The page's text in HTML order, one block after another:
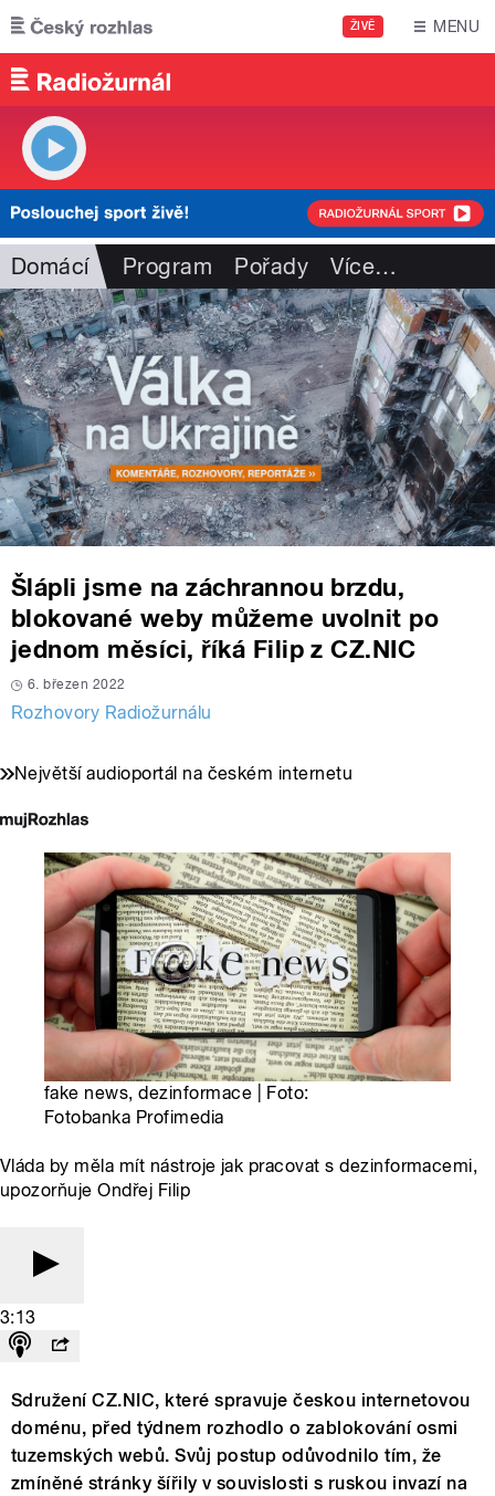
Přejít k hlavnímu obsahu
ŽIVĚ MENU
Domácí Program Pořady Více…
Šlápli jsme na záchrannou brzdu,
blokované weby můžeme uvolnit po
jednom měsíci, říká Filip z CZ.NIC
6. březen 2022
Rozhovory Radiožurnálu
Největší audioportál na českém internetu
fake news, dezinformace | Foto:
Fotobanka Profimedia
Vláda by měla mít nástroje jak pracovat s dezinformacemi,
upozorňuje Ondřej Filip
3:13
Sdružení CZ.NIC, které spravuje českou internetovou
doménu, před týdnem rozhodlo o zablokování osmi
tuzemských webů. Svůj postup odůvodnilo tím, že
zmíněné stránky šířily v souvislosti s ruskou invazí na